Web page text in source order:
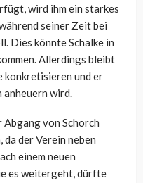
wird ihm ein starkes
seiner Zeit bei
Dies könnte Schalke in
Allerdings bleibt
konkretisieren und er
anheuern wird.
Abgang von Schorch
der Verein neben
einem neuen
es weitergeht, dürfte